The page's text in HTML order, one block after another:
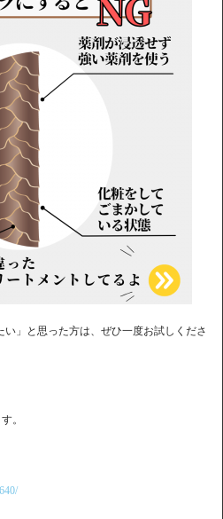
い」と思った方は、ぜひ一度お試しくださ
。